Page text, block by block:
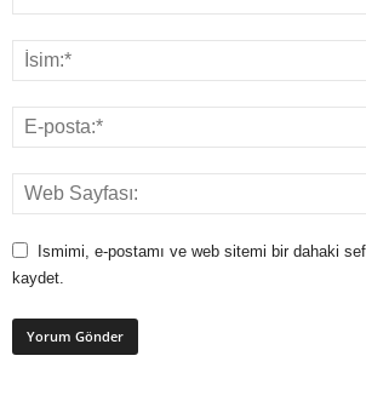
Ismimi, e-postamı ve web sitemi bir dahaki
kaydet.